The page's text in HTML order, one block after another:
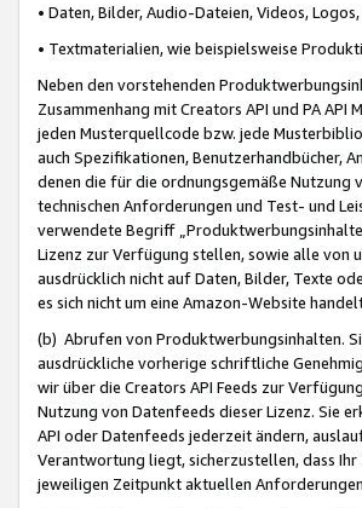
• Daten, Bilder, Audio-Dateien, Videos,
• Textmaterialien, wie beispielsweise
Neben den vorstehenden
Zusammenhang mit Creators API und PA
jeden Musterquellcode bzw. jede
auch Spezifikationen, Benutzerhandbücher,
denen die für die ordnungsgemäße Nutzung
technischen Anforderungen und Test- und
verwendete Begriff
Lizenz zur Verfügung stellen, sowie alle von
ausdrücklich nicht auf Daten, Bilder, Texte
es sich nicht um eine Amazon-Website
(b) Abrufen von Produktwerbungsinhalten.
ausdrückliche vorherige schriftliche
wir über die Creators API Feeds zur
Nutzung von Datenfeeds dieser Lizenz. Sie
API oder Datenfeeds jederzeit ändern,
Verantwortung liegt, sicherzustellen, dass
jeweiligen Zeitpunkt aktuellen